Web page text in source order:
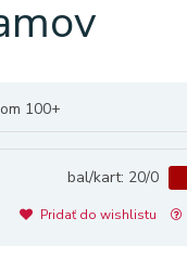
100+
bal/kart: 20/0
Pridať do wishlistu